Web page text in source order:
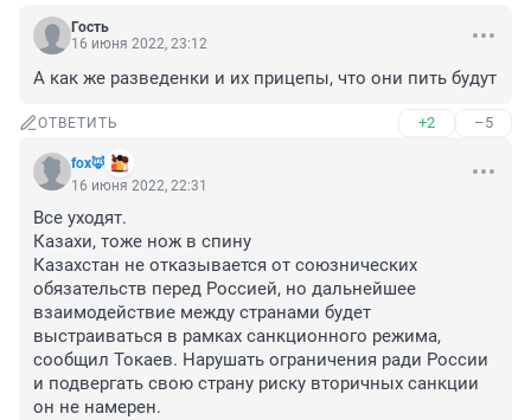
Гость
16 июня 2022, 23:12
А как же разведенки и их прицепы, что они пить будут
ОТВЕТИТЬ +2 –5
fox🦊
16 июня 2022, 22:31
Все уходят.
Казахи, тоже нож в спину
Казахстан не отказывается от союзнических
обязательств перед Россией, но дальнейшее
взаимодействие между странами будет
выстраиваться в рамках санкционного режима,
сообщил Токаев. Нарушать ограничения ради России
и подвергать свою страну риску вторичных санкции
он не намерен.